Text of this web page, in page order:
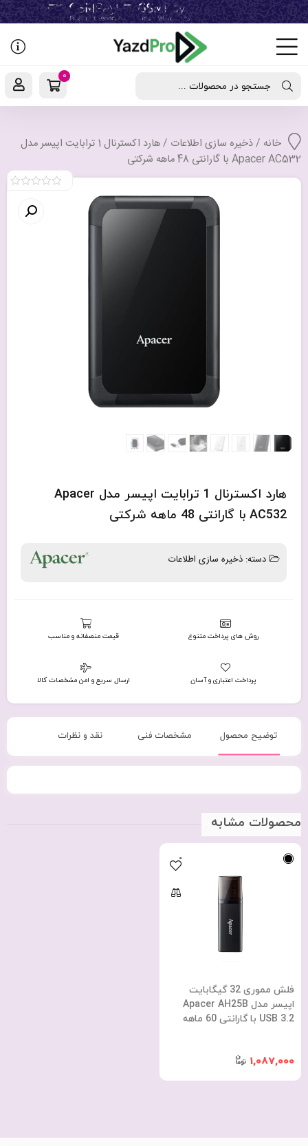
جستجو در محصولات ...
0
خانه /ذخیره سازی اطلاعات
/ هارد اکسترنال 1 ترابایت اپیسر مدل
Apacer AC532 با گارانتی 48 ماهه شرکتی
هارد اکسترنال 1 ترابایت اپیسر مدل Apacer
AC532 با گارانتی 48 ماهه شرکتی
دسته: ذخیره سازی اطلاعات
روش های پرداخت متنوع قیمت منصفانه و مناسب
پرداخت اعتباری و آسان ارسال سریع و امن مشخصات کالا
توضیح محصول مشخصات فنی نقد و نظرات
محصولات مشابه
فلش مموری 32 گیگابایت
اپیسر مدل Apacer AH25B
USB 3.2 با گارانتی 60 ماهه
1,087,000
0